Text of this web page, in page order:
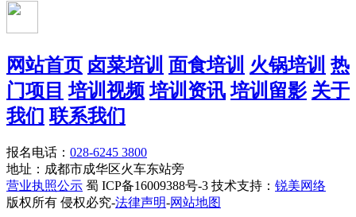
网站首页 卤菜培训 面食培训 火锅培训 热
门项目 培训视频 培训资讯 培训留影 关于
我们 联系我们
报名电话： 028-6245 3800
地址：成都市成华区火车东站旁
营业执照公示 蜀 ICP备16009388号-3 技术支持： 锐美网络
版权所有 侵权必究-法律声明-网站地图